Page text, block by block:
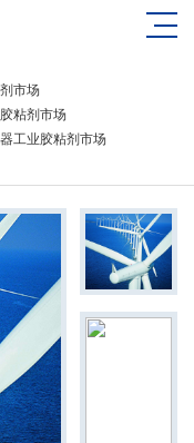
市场
粘剂市场
工业胶粘剂市场